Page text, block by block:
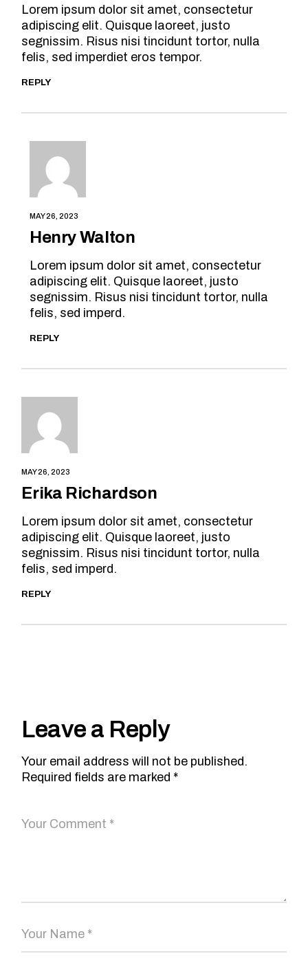
Lorem ipsum dolor sit amet, consectetur
adipiscing elit. Quisque laoreet, justo
segnissim. Risus nisi tincidunt tortor, nulla
felis, sed imperdiet eros tempor.
REPLY
MAY 26, 2023
Henry Walton
Lorem ipsum dolor sit amet, consectetur
adipiscing elit. Quisque laoreet, justo
segnissim. Risus nisi tincidunt tortor, nulla
felis, sed imperd.
REPLY
MAY 26, 2023
Erika Richardson
Lorem ipsum dolor sit amet, consectetur
adipiscing elit. Quisque laoreet, justo
segnissim. Risus nisi tincidunt tortor, nulla
felis, sed imperd.
REPLY
Leave a Reply
Your email address will not be published.
Required fields are marked *